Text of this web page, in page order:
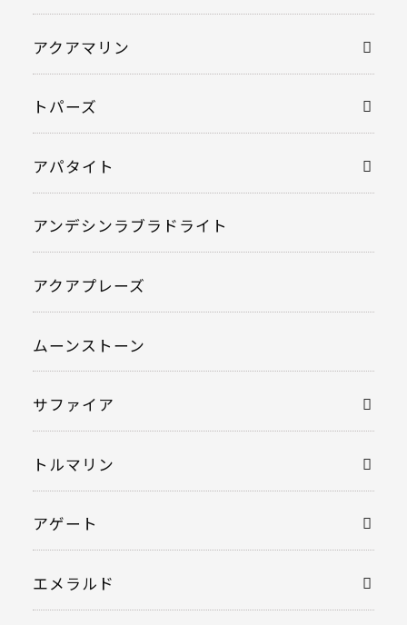
アクアマリン
トパーズ
アパタイト
アンデシンラブラドライト
アクアプレーズ
ムーンストーン
サファイア
トルマリン
アゲート
エメラルド